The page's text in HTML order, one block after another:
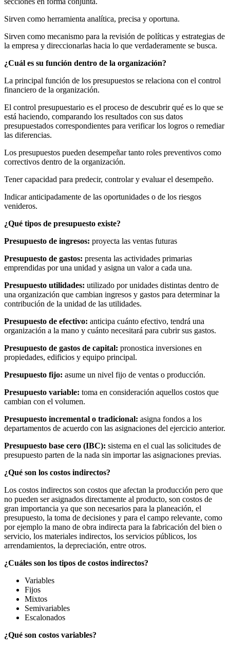
Sirven como herramienta analítica, precisa y oportuna.
Sirven como mecanismo para la revisión de políticas y estrategias de
la empresa y direccionarlas hacia lo que verdaderamente se busca.
¿Cuál es su función dentro de la organización?
La principal función de los presupuestos se relaciona con el control
financiero de la organización.
El control presupuestario es el proceso de descubrir qué es lo que se
está haciendo, comparando los resultados con sus datos
presupuestados correspondientes para verificar los logros o remediar
las diferencias.
Los presupuestos pueden desempeñar tanto roles preventivos como
correctivos dentro de la organización.
Tener capacidad para predecir, controlar y evaluar el desempeño.
Indicar anticipadamente de las oportunidades o de los riesgos
venideros.
¿Qué tipos de presupuesto existe?
Presupuesto de ingresos: proyecta las ventas futuras
Presupuesto de gastos: presenta las actividades primarias
emprendidas por una unidad y asigna un valor a cada una.
Presupuesto utilidades: utilizado por unidades distintas dentro de
una organización que cambian ingresos y gastos para determinar la
contribución de la unidad de las utilidades.
Presupuesto de efectivo: anticipa cuánto efectivo, tendrá una
organización a la mano y cuánto necesitará para cubrir sus gastos.
Presupuesto de gastos de capital: pronostica inversiones en
propiedades, edificios y equipo principal.
Presupuesto fijo: asume un nivel fijo de ventas o producción.
Presupuesto variable: toma en consideración aquellos costos que
cambian con el volumen.
Presupuesto incremental o tradicional: asigna fondos a los
departamentos de acuerdo con las asignaciones del ejercicio anterior.
Presupuesto base cero (IBC): sistema en el cual las solicitudes de
presupuesto parten de la nada sin importar las asignaciones previas.
¿Qué son los costos indirectos?
Los costos indirectos son costos que afectan la producción pero que
no pueden ser asignados directamente al producto, son costos de
gran importancia ya que son necesarios para la planeación, el
presupuesto, la toma de decisiones y para el campo relevante, como
por ejemplo la mano de obra indirecta para la fabricación del bien o
servicio, los materiales indirectos, los servicios públicos, los
arrendamientos, la depreciación, entre otros.
¿Cuáles son los tipos de costos indirectos?
Variables
Fijos
Mixtos
Semivariables
Escalonados
¿Qué son costos variables?